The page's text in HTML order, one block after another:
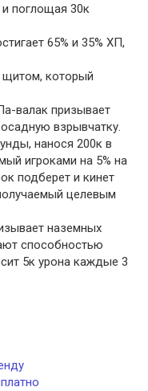
поглощая 30к
65% и 35% ХП,
который
валак призывает
взрывчатку.
нанося 200к в
игроками на 5% на
подберет и кинет
целевым
наземных
способностью
5к урона каждые 3